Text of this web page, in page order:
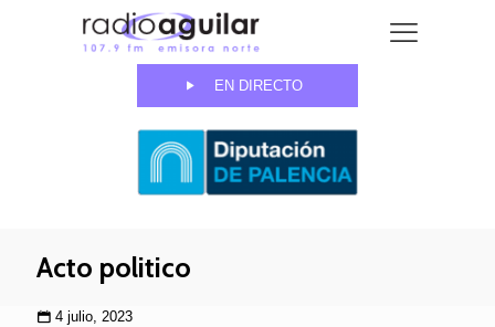
EN DIRECTO
Acto politico
4 julio, 2023